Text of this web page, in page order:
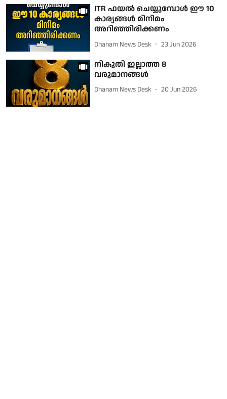
ITR ഫയല്‍ ചെയ്യുമ്പോള്‍ ഈ 10
കാര്യങ്ങള്‍ മിനിമം
അറിഞ്ഞിരിക്കണം
Dhanam News Desk 23 Jun 2026
നികുതി ഇല്ലാത്ത 8
വരുമാനങ്ങള്‍
Dhanam News Desk 20 Jun 2026